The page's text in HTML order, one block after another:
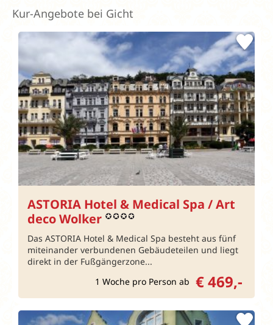
Kur-Angebote bei Gicht
ASTORIA Hotel & Medical Spa / Art
deco Wolker
Das ASTORIA Hotel & Medical Spa besteht aus fünf
miteinander verbundenen Gebäudeteilen und liegt
direkt in der Fußgängerzone...
1 Woche pro Person ab € 469,-